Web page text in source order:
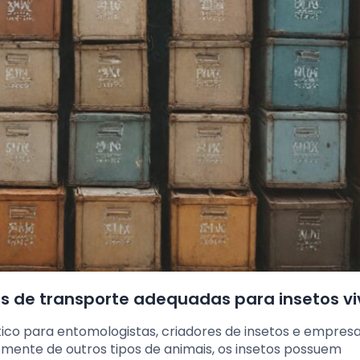
de transporte adequadas para insetos
para entomologistas, criadores de insetos e
de outros tipos de animais, os insetos possuem